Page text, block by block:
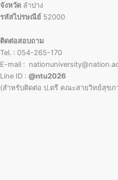
จังหวัด ลำปาง
รหัสไปรษณีย์ 52000
ติดต่อสอบถาม
Tel. : 054-265-170
E-mail :
Line ID : @ntu2026
(สำหรับติดต่อ ป.ตรี คณะสายวิทย์สุขภ